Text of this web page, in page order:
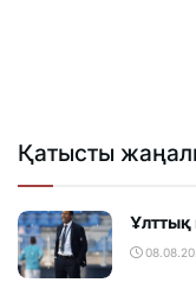
Қатысты
Ұлттық